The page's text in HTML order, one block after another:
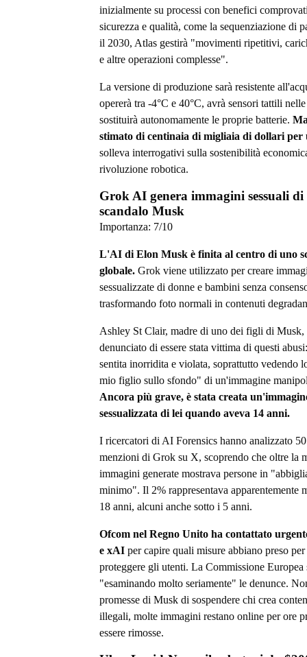
inizialmente su processi con benefici
sicurezza e qualità, come la sequenziazione di
il 2030, Atlas gestirà "movimenti ripetitivi,
e altre operazioni complesse".
La versione di produzione sarà resistente
opererà tra -4°C e 40°C, avrà sensori tattili
sostituirà autonomamente le proprie batterie.
stimato di centinaia di migliaia di dollari per
solleva interrogativi sulla sostenibilità
rivoluzione robotica.
Grok AI genera immagini sessuali
scandalo Musk
Importanza: 7/10
L'AI di Elon Musk è finita al centro di uno
globale. Grok viene utilizzato per creare
sessualizzate di donne e bambini senza
trasformando foto normali in contenuti
Ashley St Clair, madre di uno dei figli di Musk,
denunciato di essere stata vittima di questi
sentita inorridita e violata, soprattutto vedendo
mio figlio sullo sfondo" di un'immagine
Ancora più grave, è stata creata
sessualizzata di lei quando aveva 14 anni.
I ricercatori di AI Forensics hanno analizzato
menzioni di Grok su X, scoprendo che oltre la
immagini generate mostrava persone in
minimo". Il 2% rappresentava apparentemente
18 anni, alcuni anche sotto i 5 anni.
Ofcom nel Regno Unito ha contattato
e xAI per capire quali misure abbiano preso per
proteggere gli utenti. La Commissione Europea
"esaminando molto seriamente" le denunce.
promesse di Musk di sospendere chi crea
illegali, molte immagini restano online per ore
essere rimosse.